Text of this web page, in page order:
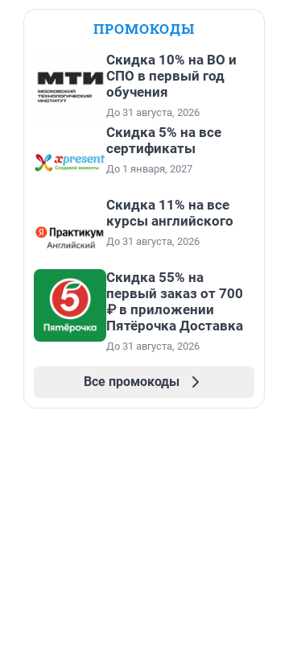
ПРОМОКОДЫ
Скидка 10% на ВО и
СПО в первый год
обучения
До 31 августа, 2026
Скидка 5% на все
сертификаты
До 1 января, 2027
Скидка 11% на все
курсы английского
До 31 августа, 2026
Скидка 55% на
первый заказ от 700
₽ в приложении
Пятёрочка Доставка
До 31 августа, 2026
Все промокоды